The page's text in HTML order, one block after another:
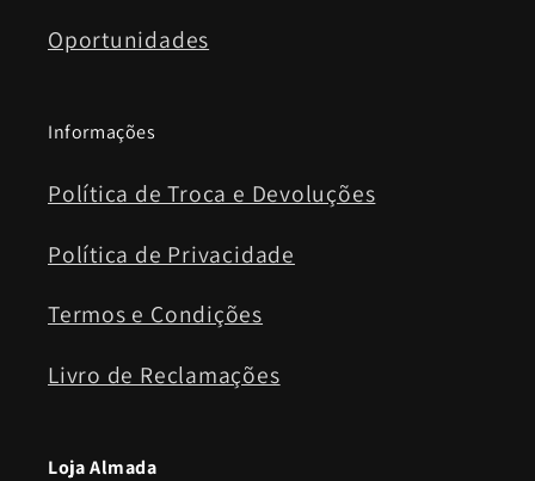
Oportunidades
Informações
Política de Troca e Devoluções
Política de Privacidade
Termos e Condições
Livro de Reclamações
Loja Almada